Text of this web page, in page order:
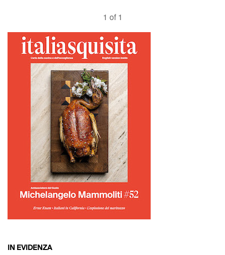
1 of 1
IN EVIDENZA